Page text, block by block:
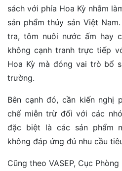
sách với phía Hoa Kỳ nhằm
sản phẩm thủy sản Việt
tra, tôm nuôi nước ấm hay
không cạnh tranh trực tiếp
Hoa Kỳ mà đóng vai trò bổ
trường.
Bên cạnh đó, cần kiến nghị
chế miễn trừ đối với các
đặc biệt là các sản phẩm
không đáp ứng đủ nhu cầu
Cũng theo VASEP, Cục